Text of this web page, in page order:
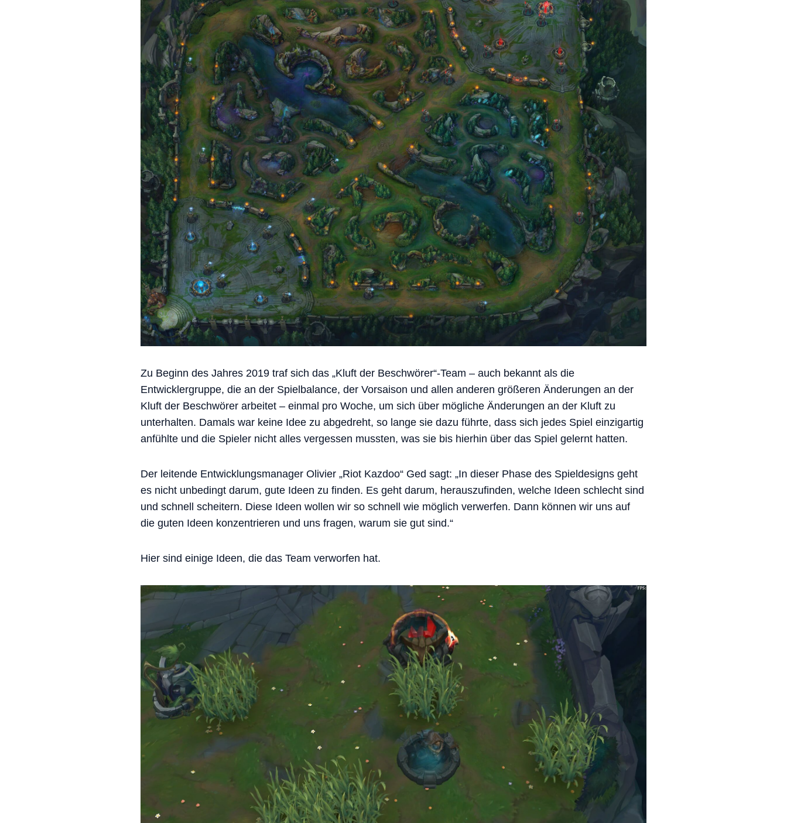
Zu Beginn des Jahres 2019 traf sich das „Kluft der Beschwörer“-Team – auch bekannt als die
Entwicklergruppe, die an der Spielbalance, der Vorsaison und allen anderen größeren Änderungen an der
Kluft der Beschwörer arbeitet – einmal pro Woche, um sich über mögliche Änderungen an der Kluft zu
unterhalten. Damals war keine Idee zu abgedreht, so lange sie dazu führte, dass sich jedes Spiel einzigartig
anfühlte und die Spieler nicht alles vergessen mussten, was sie bis hierhin über das Spiel gelernt hatten.
Der leitende Entwicklungsmanager Olivier „Riot Kazdoo“ Ged sagt: „In dieser Phase des Spieldesigns geht
es nicht unbedingt darum, gute Ideen zu finden. Es geht darum, herauszufinden, welche Ideen schlecht sind
und schnell scheitern. Diese Ideen wollen wir so schnell wie möglich verwerfen. Dann können wir uns auf
die guten Ideen konzentrieren und uns fragen, warum sie gut sind.“
Hier sind einige Ideen, die das Team verworfen hat.